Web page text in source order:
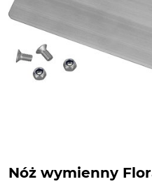
Nóż wymienny